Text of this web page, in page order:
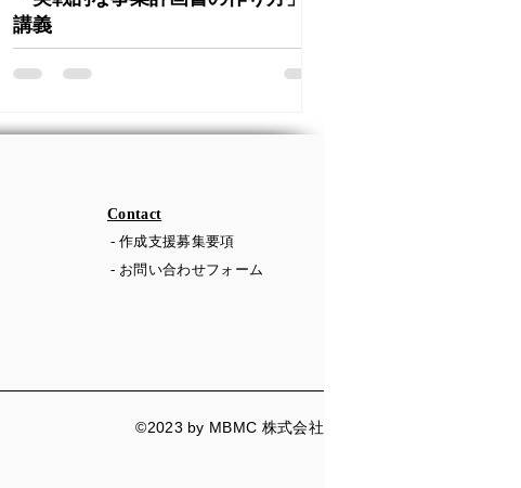
講義
​Contact
- 作成支援募集要項
- お問い合わせフォーム
©2023 by MBMC 株式会社